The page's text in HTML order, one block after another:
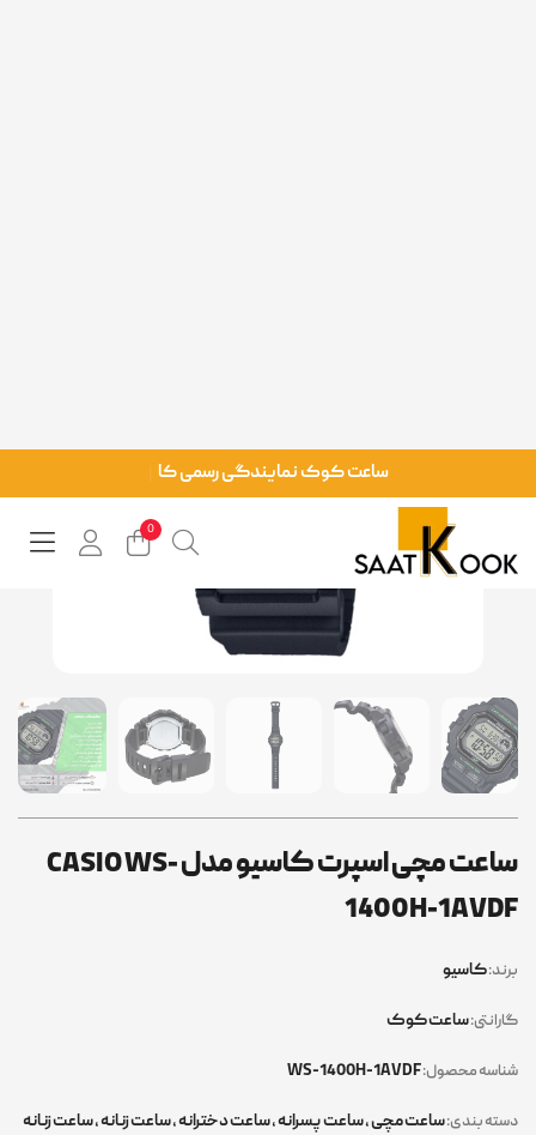
ساعت مچی اسپرت کاسیو مدل CASIO WS-
1400H-
کاسیو
ساعت کوک
محصول:WS-1400H-1AVDF
بندی:ساعت مچی,ساعت پسرانه,ساعت دخترانه,ساعت زنانه,ساعت زنانه